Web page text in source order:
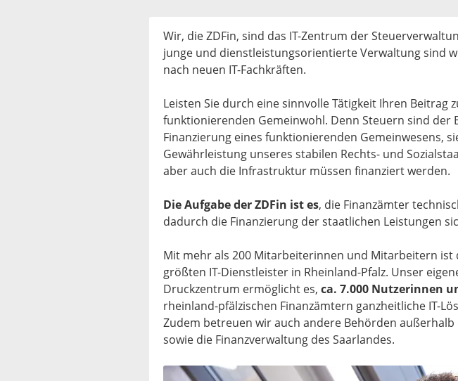
Wir, die ZDFin, sind das IT-Zentrum der
junge und dienstleistungsorientierte Verwaltung sind
nach neuen IT-Fachkräften.
Leisten Sie durch eine sinnvolle Tätigkeit Ihren Beitrag
funktionierenden Gemeinwohl. Denn Steuern sind der
Finanzierung eines funktionierenden Gemeinwesens,
Gewährleistung unseres stabilen Rechts- und
aber auch die Infrastruktur müssen finanziert werden.
Die Aufgabe der ZDFin ist es, die Finanzämter
dadurch die Finanzierung der staatlichen Leistungen
Mit mehr als 200 Mitarbeiterinnen und Mitarbeitern ist
größten IT-Dienstleister in Rheinland-Pfalz. Unser
Druckzentrum ermöglicht es, ca. 7.000 Nutzerinnen
rheinland-pfälzischen Finanzämtern ganzheitliche IT-
Zudem betreuen wir auch andere Behörden
sowie die Finanzverwaltung des Saarlandes.